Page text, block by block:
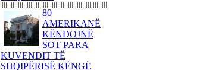
PARULLA DASHURIE
PËR KOSOVËN DHE
SHKRIMTARI
ZEJNULLAH
RRAHMANINga REXHEP
80
AMERIKANË
KËNDOJNË
SOT PARA
KUVENDIT TË
SHQIPËRISË KËNGË